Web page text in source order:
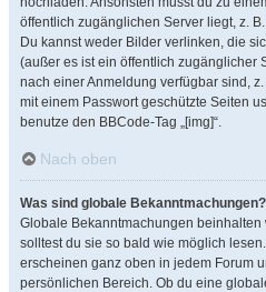
öffentlich zugänglichen Server liegt, z.
Du kannst weder Bilder verlinken, die
(außer es ist ein öffentlich zugänglicher
nach einer Anmeldung verfügbar sind,
mit einem Passwort geschützte Seiten
benutze den BBCode-Tag „[img]“.
Nach oben
Was sind globale Bekanntmachungen?
Globale Bekanntmachungen
solltest du sie so bald wie möglich
erscheinen ganz oben in jedem Forum
persönlichen Bereich. Ob du eine